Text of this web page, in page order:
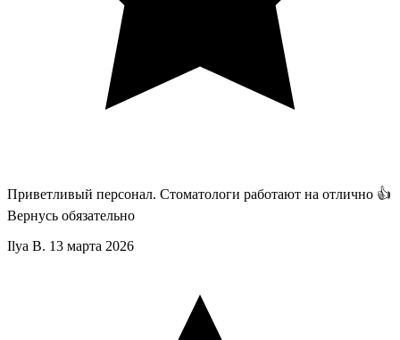
Приветливый персонал. Стоматологи работают на отлично 👍
Вернусь обязательно
Ilya B. 13 марта 2026